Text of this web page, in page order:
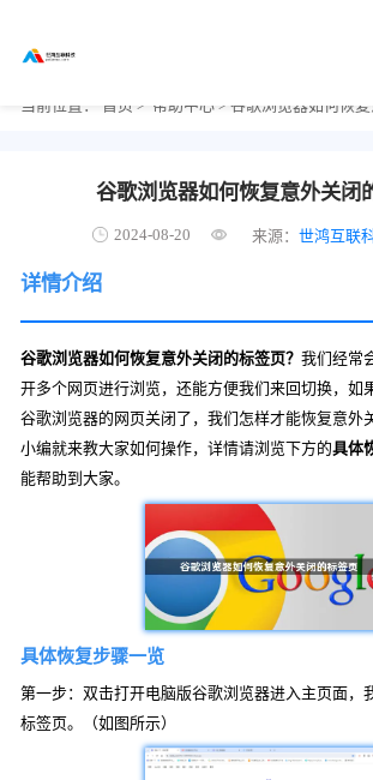
当前位置： 首页 > 帮助中心 > 谷歌浏览器如何恢
谷歌浏览器如何恢复意外关闭
2024-08-20 来源：世鸿互联
详情介绍
谷歌浏览器如何恢复意外关闭的标签页？我们经常
开多个网页进行浏览，还能方便我们来回切换，如
谷歌浏览器的网页关闭了，我们怎样才能恢复意外
小编就来教大家如何操作，详情请浏览下方的具体
能帮助到大家。
具体恢复步骤一览
第一步：双击打开电脑版谷歌浏览器进入主页面，
标签页。（如图所示）